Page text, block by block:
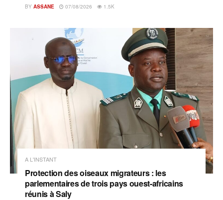
BY ASSANE 07/08/2026 1.5K
A L'INSTANT
Protection des oiseaux migrateurs : les
parlementaires de trois pays ouest-africains
réunis à Saly